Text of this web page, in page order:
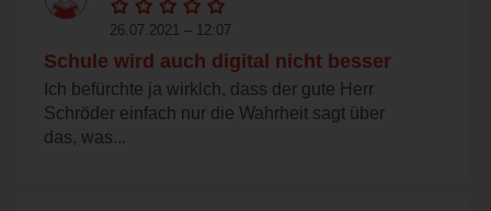
26.07.2021 – 12:07
Schule wird auch digital nicht besser
Ich befürchte ja wirklch, dass der gute Herr
Schröder einfach nur die Wahrheit sagt über
das, was...